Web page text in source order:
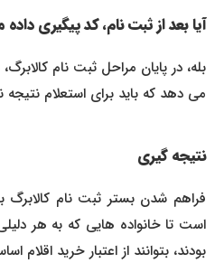
آیا بعد از ثبت نام، کد پیگیری داده
بله، در پایان مراحل ثبت نام
می دهد که باید برای استعلام نتیجه
نتیجه گیری
فراهم شدن بستر ثبت نام کالابرگ
است تا خانواده هایی که به هر
بودند، بتوانند از اعتبار خرید اقلام